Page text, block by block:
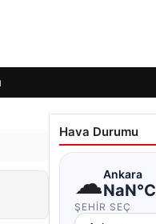
Hava Durumu
☁Ankara
NaN°C
ŞEHIR SEÇ